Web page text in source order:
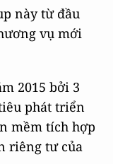
này từ đầu
vụ mới
2015 bởi 3
phát triển
mềm tích hợp
riêng tư của